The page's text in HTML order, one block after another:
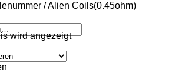
/‎Alien Coils(0.45ohm)
wird angezeigt